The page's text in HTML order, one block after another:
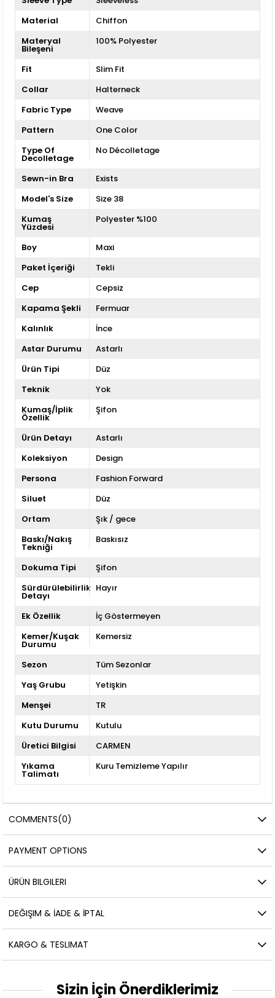
Material
Chiffon
Materyal
Bileşeni
100% Polyester
Fit
Slim Fit
Collar
Halterneck
Fabric Type
Weave
Pattern
One Color
Type Of
Decolletage
No Décolletage
Sewn-in Bra
Exists
Model's Size
Size 38
Kumaş
Yüzdesi
Polyester %100
Boy
Maxi
Paket İçeriği
Tekli
Cep
Cepsiz
Kapama Şekli
Fermuar
Kalınlık
İnce
Astar Durumu
Astarlı
Ürün Tipi
Düz
Teknik
Yok
Kumaş/İplik
Özellik
Şifon
Ürün Detayı
Astarlı
Koleksiyon
Design
Persona
Fashion Forward
Siluet
Düz
Ortam
Şık / gece
Baskı/Nakış
Tekniği
Baskısız
Dokuma Tipi
Şifon
Sürdürülebilirlik
Detayı
Hayır
Ek Özellik
İç Göstermeyen
Kemer/Kuşak
Durumu
Kemersiz
Sezon
Tüm Sezonlar
Yaş Grubu
Yetişkin
Menşei
TR
Kutu Durumu
Kutulu
Üretici Bilgisi
CARMEN
Yıkama
Talimatı
Kuru Temizleme Yapılır
COMMENTS(0)
PAYMENT OPTIONS
ÜRÜN BILGILERI
DEĞIŞIM & İADE & İPTAL
KARGO & TESLIMAT
Sizin İçin Önerdiklerimiz